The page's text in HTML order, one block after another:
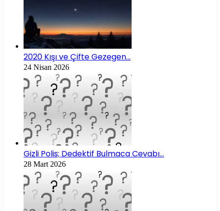
2020 Kışı ve Çifte Gezegen…
24 Nisan 2026
Gizli Polis; Dedektif Bulmaca Cevabı…
28 Mart 2026